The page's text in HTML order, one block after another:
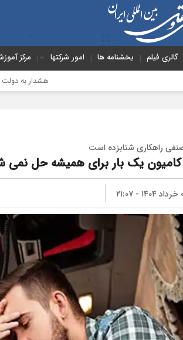
گالری فیلم بخشنامه ها امور شرکتها مرکز
هشدار به دولت درباره حمل‌ونقل
راهکاری شتابزده است
کامیون یک بار برای همیشه حل نمی